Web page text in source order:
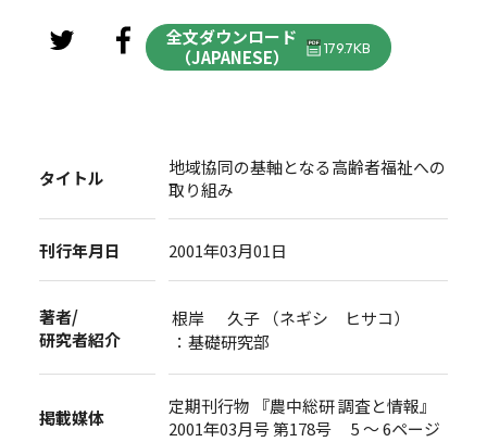
全文ダウンロード
（JAPANESE）
179.7KB
タイトル
地域協同の基軸となる高齢者福祉への
取り組み
刊行年月日 2001年03月01日
著者/
研究者紹介
根岸 久子 （ネギシ ヒサコ）
：基礎研究部
掲載媒体
定期刊行物 『農中総研 調査と情報』
2001年03月号 第178号 5 ～ 6ページ